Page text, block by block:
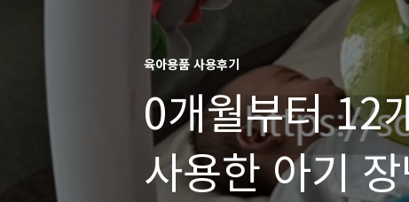
육아용품 사용후기
0개월부터 12
사용한 아기